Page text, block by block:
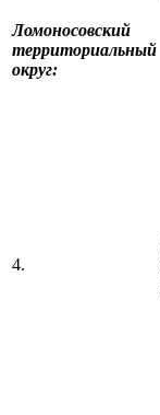
Ломоносовский
территориальный
округ:
4.